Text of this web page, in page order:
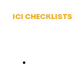
ICI CHECKLISTS